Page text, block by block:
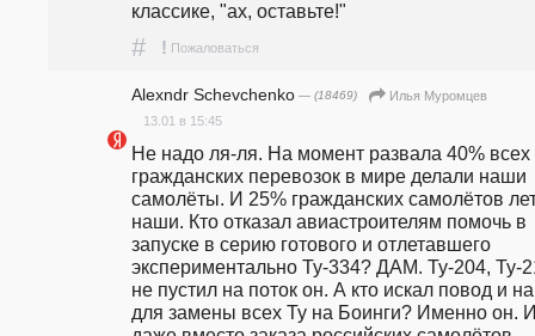
классике, "ах, оставьте!"
# ! Пожаловаться
Alexndr Schevchenko — (18469)
Илья Муромцев
13.01 в 15:45
Не надо ля-ля. На момент развала 40% всех
гражданских перевозок в мире делали наши
самолёты. И 25% гражданских самолётов
наши. Кто отказал авиастроителям помочь в
запуске в серию готового и отлетавшего
экспериментально Ту-334? ДАМ. Ту-204, Ту-
не пустил на поток он. А кто искал повод и
для замены всех Ту на Боинги? Именно он.